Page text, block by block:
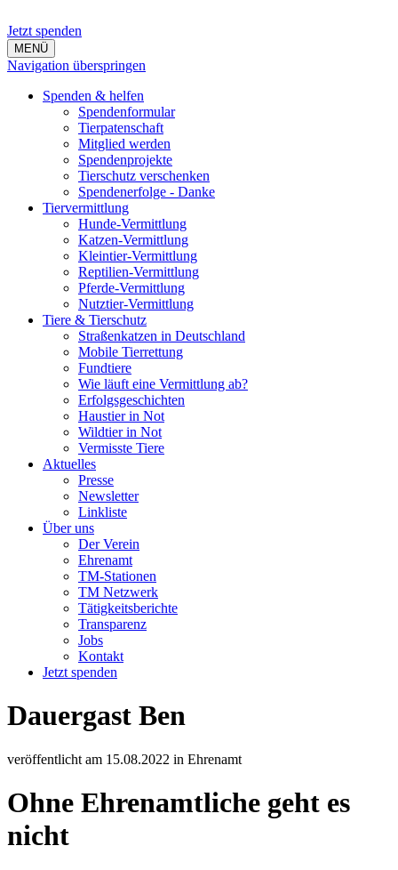
Jetzt spenden
MENÜ
Navigation überspringen
Spenden & helfen
Spendenformular
Tierpatenschaft
Mitglied werden
Spendenprojekte
Tierschutz verschenken
Spendenerfolge - Danke
Tiervermittlung
Hunde-Vermittlung
Katzen-Vermittlung
Kleintier-Vermittlung
Reptilien-Vermittlung
Pferde-Vermittlung
Nutztier-Vermittlung
Tiere & Tierschutz
Straßenkatzen in Deutschland
Mobile Tierrettung
Fundtiere
Wie läuft eine Vermittlung ab?
Erfolgsgeschichten
Haustier in Not
Wildtier in Not
Vermisste Tiere
Aktuelles
Presse
Newsletter
Linkliste
Über uns
Der Verein
Ehrenamt
TM-Stationen
TM Netzwerk
Tätigkeitsberichte
Transparenz
Jobs
Kontakt
Jetzt spenden
Dauergast Ben
veröffentlicht am 15.08.2022 in Ehrenamt
Ohne Ehrenamtliche geht es
nicht